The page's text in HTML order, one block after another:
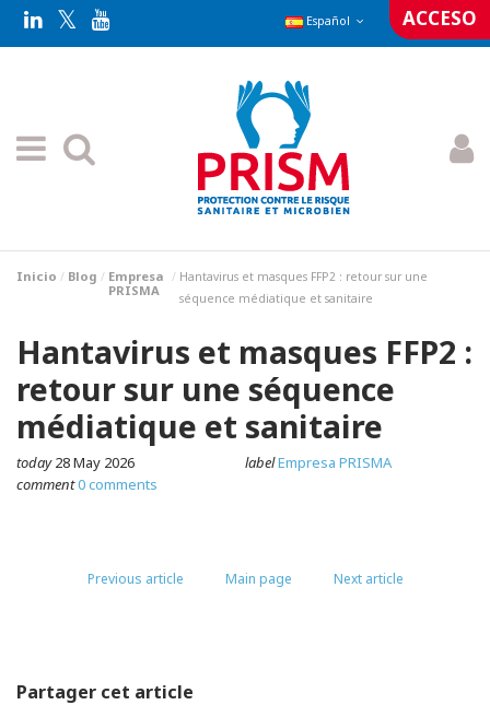
Español ACCESO
Inicio Blog
Empresa
PRISMA
Hantavirus et masques FFP2 : retour sur une
séquence médiatique et sanitaire
Hantavirus et masques FFP2 :
retour sur une séquence
médiatique et sanitaire
today 28 May 2026 labelEmpresa PRISMA
comment0 comments
Previous article Main page Next article
Partager cet article